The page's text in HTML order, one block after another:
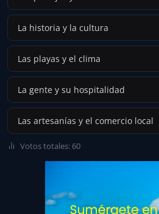
La historia y la cultura
Las playas y el clima
La gente y su hospitalidad
Las artesanías y el comercio local
Votos totales: 60